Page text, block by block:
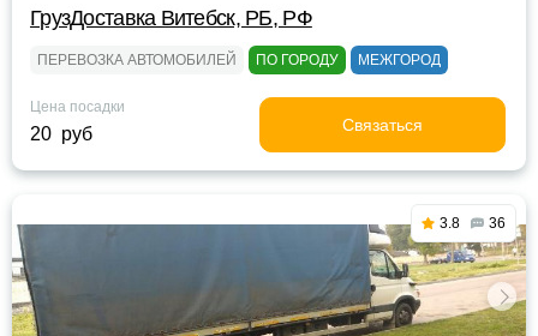
ГрузДоставка Витебск, РБ, РФ
ПЕРЕВОЗКА АВТОМОБИЛЕЙ ПО ГОРОДУ МЕЖГОРОД
Цена посадки
20 руб Связаться
3.8 36